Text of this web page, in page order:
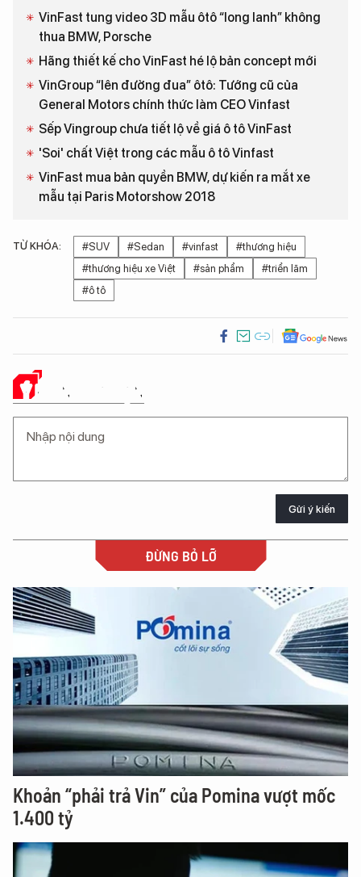
VinFast tung video 3D mẫu ôtô “long lanh” không
thua BMW, Porsche
Hãng thiết kế cho VinFast hé lộ bản concept mới
VinGroup “lên đường đua” ôtô: Tướng cũ của
General Motors chính thức làm CEO Vinfast
Sếp Vingroup chưa tiết lộ về giá ô tô VinFast
'Soi' chất Việt trong các mẫu ô tô Vinfast
VinFast mua bản quyền BMW, dự kiến ra mắt xe
mẫu tại Paris Motorshow 2018
TỪ KHÓA: #SUV #Sedan #vinfast
#thương hiệu
#thương hiệu xe Việt
#sản phẩm
#triển lãm
#ô tô
Ý KIẾN CỦA BẠN
Gửi ý kiến
ĐỪNG BỎ LỠ
Khoản “phải trả Vin” của Pomina vượt mốc
1.400 tỷ